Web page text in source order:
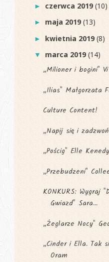
► czerwca 2019(10)
► maja 2019(13)
► kwietnia 2019(8)
▼ marca 2019(14)
„Milioner i bogini"
„Ilias" Małgorzata
Culture Content!
„Napij się i
„Pościg" Elle Kenedy
„Przebudzeni"
KONKURS: Wygraj
Gwiazd" Sara...
„Żeglarze Nocy"
„Cinder i Ella. Tak
Oram